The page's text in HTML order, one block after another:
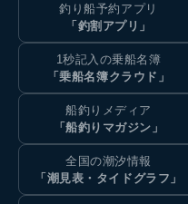
釣り船予約アプリ
「釣割アプリ」
1秒記入の乗船名簿
「乗船名簿クラウド」
船釣りメディア
「船釣りマガジン」
全国の潮汐情報
「潮見表・タイドグラフ」